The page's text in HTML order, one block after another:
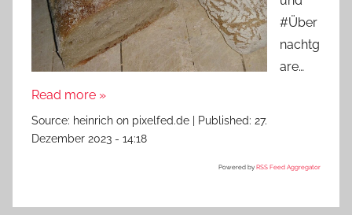
#Über
nachtg
are…
Read more »
Source: heinrich on pixelfed.de Published: 27.
Dezember 2023 - 14:18
Powered by RSS Feed Aggregator